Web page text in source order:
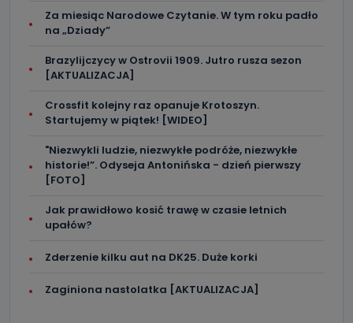
Za miesiąc Narodowe Czytanie. W tym roku padło
na „Dziady”
Brazylijczycy w Ostrovii 1909. Jutro rusza sezon
[AKTUALIZACJA]
Crossfit kolejny raz opanuje Krotoszyn.
Startujemy w piątek! [WIDEO]
"Niezwykli ludzie, niezwykłe podróże, niezwykłe
historie!”. Odyseja Antonińska - dzień pierwszy
[FOTO]
Jak prawidłowo kosić trawę w czasie letnich
upałów?
Zderzenie kilku aut na DK25. Duże korki
Zaginiona nastolatka [AKTUALIZACJA]